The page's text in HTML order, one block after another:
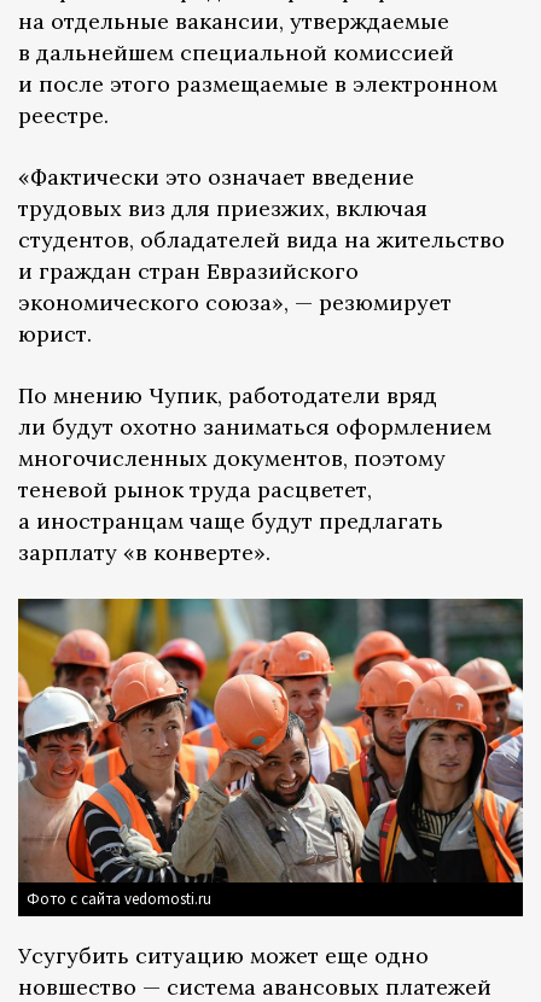
на отдельные вакансии, утверждаемые
в дальнейшем специальной комиссией
и после этого размещаемые в электронном
реестре.
«Фактически это означает введение
трудовых виз для приезжих, включая
студентов, обладателей вида на жительство
и граждан стран Евразийского
экономического союза», — резюмирует
юрист.
По мнению Чупик, работодатели вряд
ли будут охотно заниматься оформлением
многочисленных документов, поэтому
теневой рынок труда расцветет,
а иностранцам чаще будут предлагать
зарплату «в конверте».
Фото с сайта vedomosti.ru
Усугубить ситуацию может еще одно
новшество — система авансовых платежей